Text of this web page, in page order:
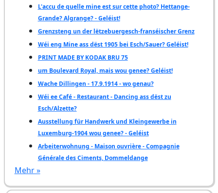
L'accu de quelle mine est sur cette photo? Hettange-
Grande? Algrange? - Geléist!
Grenzsteng un der lëtzebuergesch-franséischer Grenz
Wéi eng Mine ass dëst 1905 bei Esch/Sauer? Geléist!
PRINT MADE BY KODAK BRU 75
um Boulevard Royal, mais wou genee? Geléist!
Wache Dillingen - 17.9.1914 - wo genau?
Wéi ee Café - Restaurant - Dancing ass dëst zu
Esch/Alzette?
Ausstellung für Handwerk und Kleingewerbe in
Luxemburg-1904 wou genee? - Geléist
Arbeiterwohnung - Maison ouvrière - Compagnie
Générale des Ciments, Dommeldange
Mehr »